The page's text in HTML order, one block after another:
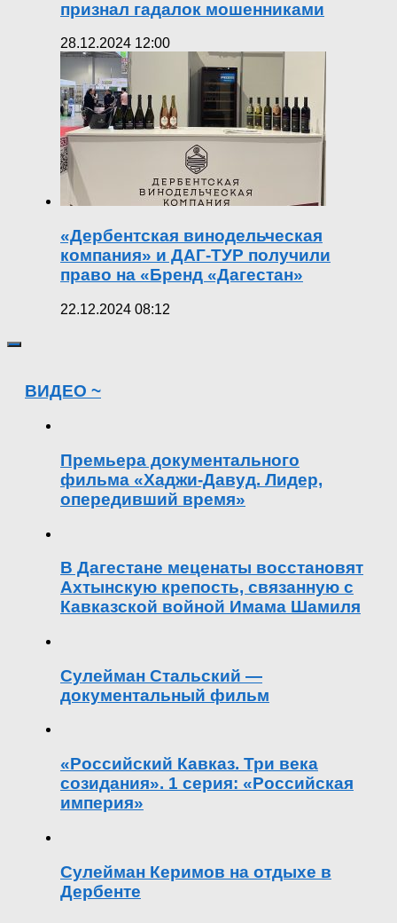
признал гадалок мошенниками
28.12.2024 12:00
«Дербентская винодельческая
компания» и ДАГ-ТУР получили
право на «Бренд «Дагестан»
22.12.2024 08:12
ВИДЕО ~
Премьера документального
фильма «Хаджи-Давуд. Лидер,
опередивший время»
В Дагестане меценаты восстановят
Ахтынскую крепость, связанную с
Кавказской войной Имама Шамиля
Сулейман Стальский —
документальный фильм
«Российский Кавказ. Три века
созидания». 1 серия: «Российская
империя»
Сулейман Керимов на отдыхе в
Дербенте